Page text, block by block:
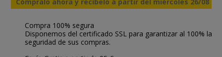
Cómpralo ahora y recíbelo a partir del miércoles 26/08
Compra 100% segura
Disponemos del certificado SSL para garantizar al 100% la
seguridad de sus compras.